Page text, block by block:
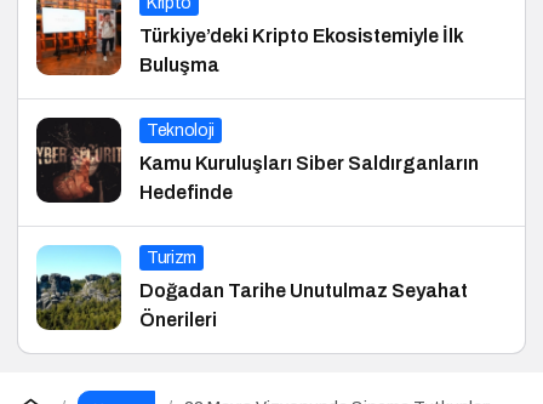
Türkiye’deki Kripto Ekosistemiyle İlk
Buluşma
Teknoloji
Kamu Kuruluşları Siber Saldırganların
Hedefinde
Turizm
Doğadan Tarihe Unutulmaz Seyahat
Önerileri